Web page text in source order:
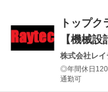
トップ
【機械
株式会社レイ
◎年間休日
通勤可